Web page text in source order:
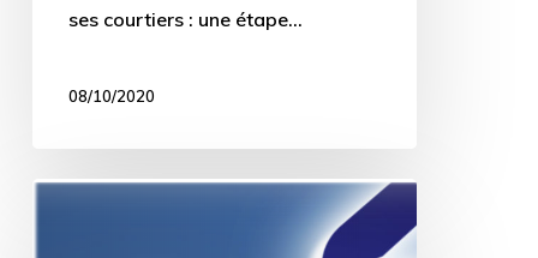
ses courtiers : une étape…
08/10/2020